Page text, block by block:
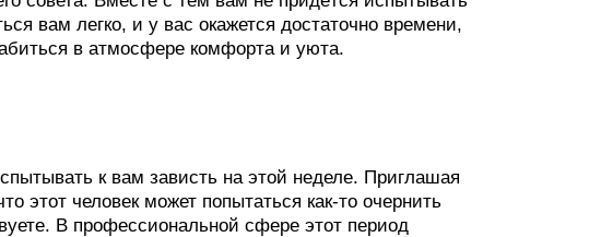
вам легко, и у вас окажется достаточно времени,
в атмосфере комфорта и уюта.
к вам зависть на этой неделе. Приглашая
этот человек может попытаться как-то очернить
В профессиональной сфере этот период